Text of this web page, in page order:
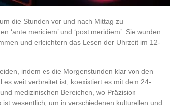
die Stunden vor und nach Mittag zu
‘ante meridiem’ und ‘post meridiem’. Sie wurden
und erleichtern das Lesen der Uhrzeit im 12-
indem es die Morgenstunden klar von den
weit verbreitet ist, koexistiert es mit dem 24-
medizinischen Bereichen, wo Präzision
wesentlich, um in verschiedenen kulturellen und